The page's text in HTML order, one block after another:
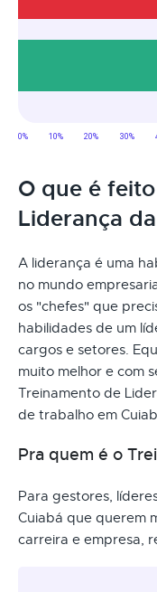
O que é
Liderança
A liderança é uma
no mundo
os "chefes" que
habilidades de um
cargos e setores.
muito melhor e com
Treinamento de
de trabalho em
Pra quem é o
Para gestores,
Cuiabá que querem
carreira e empresa,